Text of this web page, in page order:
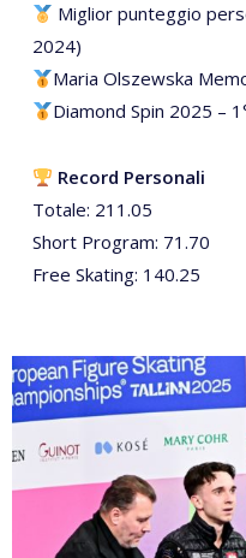
Miglior punteggio
2024)
Maria Olszewska
Diamond Spin 2025 –
Record Personali
Totale: 211.05
Short Program: 71.70
Free Skating: 140.25